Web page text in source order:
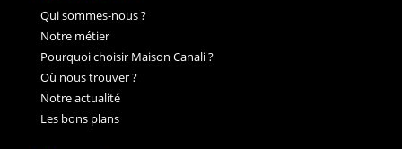
Qui sommes-nous ?
Notre métier
Pourquoi choisir Maison Canali ?
Où nous trouver ?
Notre actualité
Les bons plans